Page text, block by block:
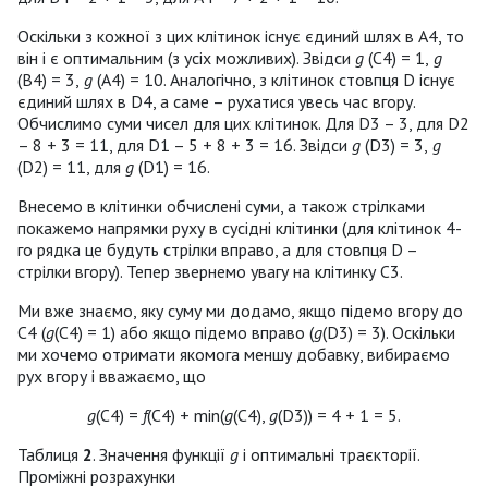
Оскільки з кожної з цих клітинок існує єдиний шлях в А4, то
він і є оптимальним (з усіх можливих). Звідси g (C4) = 1, g
(B4) = 3, g (А4) = 10. Аналогічно, з клітинок стовпця D існує
єдиний шлях в D4, а саме – рухатися увесь час вгору.
Обчислимо суми чисел для цих клітинок. Для D3 – 3, для D2
– 8 + 3 = 11, для D1 – 5 + 8 + 3 = 16. Звідси g (D3) = 3, g
(D2) = 11, для g (D1) = 16.
Внесемо в клітинки обчислені суми, а також стрілками
покажемо напрямки руху в сусідні клітинки (для клітинок 4-
го рядка це будуть стрілки вправо, а для стовпця D –
стрілки вгору). Тепер звернемо увагу на клітинку С3.
Ми вже знаємо, яку суму ми додамо, якщо підемо вгору до
С4 (g(С4) = 1) або якщо підемо вправо (g(D3) = 3). Оскільки
ми хочемо отримати якомога меншу добавку, вибираємо
рух вгору і вважаємо, що
g(C4) = f(C4) + min(g(C4), g(D3)) = 4 + 1 = 5.
Таблиця 2. Значення функції g і оптимальні траєкторії.
Проміжні розрахунки